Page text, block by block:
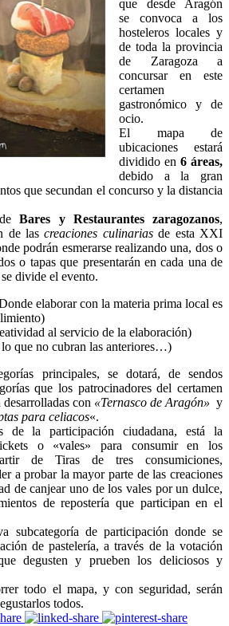
que desde Aragón
se convoca a los
hosteleros locales y
de toda la provincia
de Zaragoza a
concursar en este
certamen
gastronómico y de
ocio.
El mapa de
ubicaciones estará
dividido en 6 áreas,
debido a la gran
que secundan el concurso y la distancia
deBares y Restaurantes zaragozanos,
de lascreaciones culinariasde esta XXI
podrán esmerarse realizando una, dos o
o tapas que presentarán en cada una de
divide el evento.
elaborar con la materia prima local es
al servicio de la elaboración)
que no cubran las anteriores…)
principales, se dotará, de sendos
que los patrocinadores del certamen
desarrolladas con «Ternasco de Aragón» y
para celiacos«.
de la participación ciudadana, está la
o «vales» para consumir en los
de Tiras de tres consumiciones,
a probar la mayor parte de las creaciones
de canjear uno de los vales por un dulce,
de repostería que participan en el
subcategoría de participación donde se
de pastelería, a través de la votación
degusten y prueben los deliciosos y
todo el mapa, y con seguridad, serán
todos.